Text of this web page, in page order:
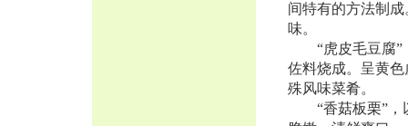
间特有的方法制
味。
“虎皮毛豆腐”
佐料烧成。呈黄
殊风味菜肴。
“香菇板栗”，